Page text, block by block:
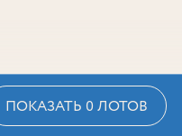
ПОКАЗАТЬ 0 ЛОТОВ